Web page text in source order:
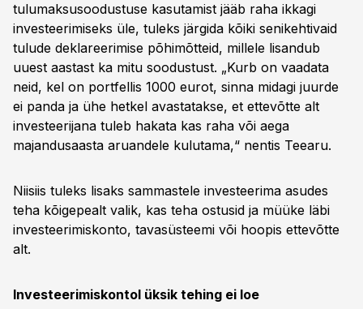
tulumaksusoodustuse kasutamist jääb raha ikkagi
investeerimiseks üle, tuleks järgida kõiki senikehtivaid
tulude deklareerimise põhimõtteid, millele lisandub
uuest aastast ka mitu soodustust. „Kurb on vaadata
neid, kel on portfellis 1000 eurot, sinna midagi juurde
ei panda ja ühe hetkel avastatakse, et ettevõtte alt
investeerijana tuleb hakata kas raha või aega
majandusaasta aruandele kulutama,“ nentis Teearu.
Niisiis tuleks lisaks sammastele investeerima asudes
teha kõigepealt valik, kas teha ostusid ja müüke läbi
investeerimiskonto, tavasüsteemi või hoopis ettevõtte
alt.
Investeerimiskontol üksik tehing ei loe